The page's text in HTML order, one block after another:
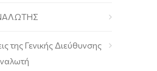
της Γενικής Διεύθυνσης